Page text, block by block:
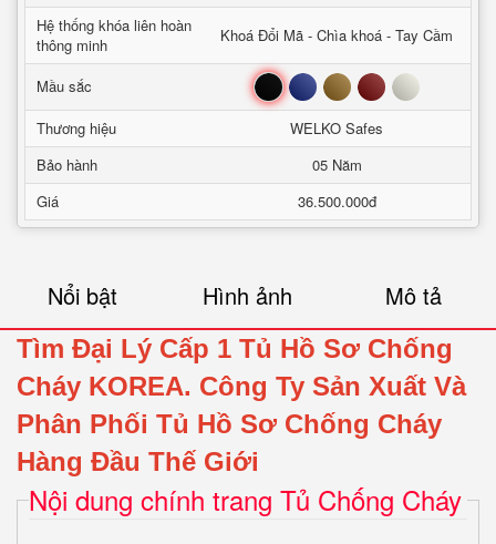
Hệ thống khóa liên hoàn
thông minh
Khoá Đổi Mã - Chìa khoá - Tay Cầm
Mầu sắc Đen Xanh Nâu Đỏ Trắng
Thương hiệu
WELKO Safes
Bảo hành
05 Năm
Giá
36.500.000đ
Nổi bật Hình ảnh Mô tả
Tìm Đại Lý Cấp 1 Tủ Hồ Sơ Chống
Cháy KOREA. Công Ty Sản Xuất Và
Phân Phối Tủ Hồ Sơ Chống Cháy
Hàng Đầu Thế Giới
Nội dung chính trang Tủ Chống Cháy